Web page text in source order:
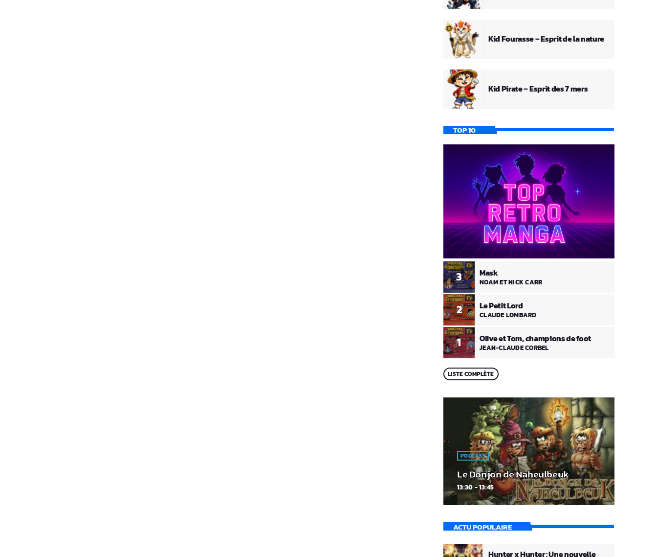
Kid Fourasse – Esprit de la nature
Kid Pirate – Esprit des 7 mers
TOP 10
1 Olive et Tom, champions de foot
JEAN-CLAUDE CORBEL
2 Le Petit Lord
CLAUDE LOMBARD
3 Mask
NOAM ET NICK CARR
LISTE COMPLÈTE
PODCAST
Le Donjon de Naheulbeuk
13:30 - 13:45
ACTU POPULAIRE
Hunter x Hunter : Une nouvelle